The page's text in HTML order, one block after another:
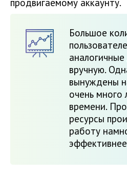
продвигаемому аккаунту.
Большое
вручную.
вынуждены
очень много
времени.
ресурсы
работу